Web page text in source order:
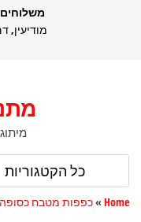
מודיעין, דם
Home
»כפפות מטבח